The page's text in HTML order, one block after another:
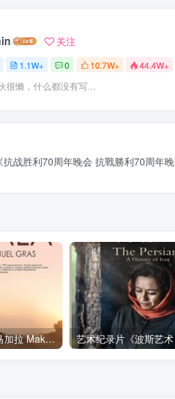
关注
1.1W+ 0 10.7W+ 44.4W+
很懒，什么都没有写...
战胜利70周年晚会 抗戰勝利70周年晚
社会生活纪录片《马加拉 Makala》下载